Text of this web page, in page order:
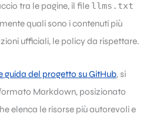
tra le pagine, il file llms.txt
quali sono i contenuti più
ufficiali, le policy da rispettare.
guida del progetto su GitHub, si
Markdown, posizionato
elenca le risorse più autorevoli e